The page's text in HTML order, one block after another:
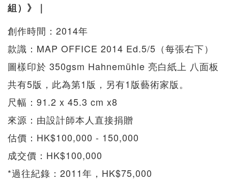
組）》｜
創作時間：2014年
款識：MAP OFFICE 2014 Ed.5/5（每張右下）
圖樣印於 350gsm Hahnemühle 亮白紙上 八面板
共有5版，此為第1版，另有1版藝術家版。
尺幅：91.2 x 45.3 cm x8
來源：由設計師本人直接捐贈
估價：HK$100,000 - 150,000
成交價：HK$100,000
*過往紀錄：2011年，HK$75,000